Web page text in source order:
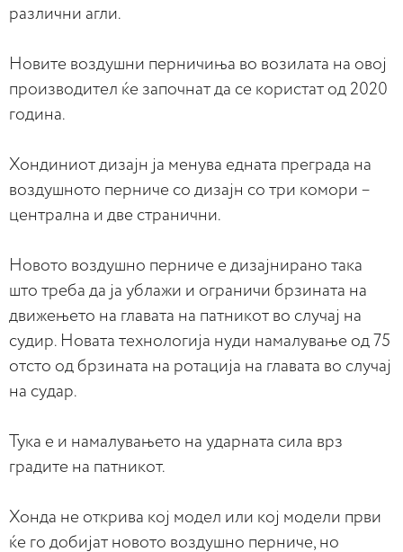
различни агли.
Новите воздушни перничиња во возилата на овој
производител ќе започнат да се користат од 2020
година.
Хондиниот дизајн ја менува едната преграда на
воздушното перниче со дизајн со три комори –
централна и две странични.
Новото воздушно перниче е дизајнирано така
што треба да ја ублажи и ограничи брзината на
движењето на главата на патникот во случај на
судир. Новата технологија нуди намалување од 75
отсто од брзината на ротација на главата во случај
на судар.
Тука е и намалувањето на ударната сила врз
градите на патникот.
Хонда не открива кој модел или кој модели први
ќе го добијат новото воздушно перниче, но